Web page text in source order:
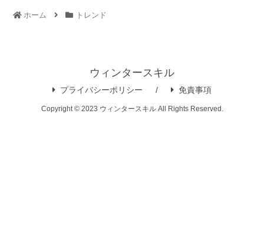
ホーム トレンド
ウィンタースキル
プライバシーポリシー 免責事項
Copyright © 2023 ウィンタースキル All Rights Reserved.